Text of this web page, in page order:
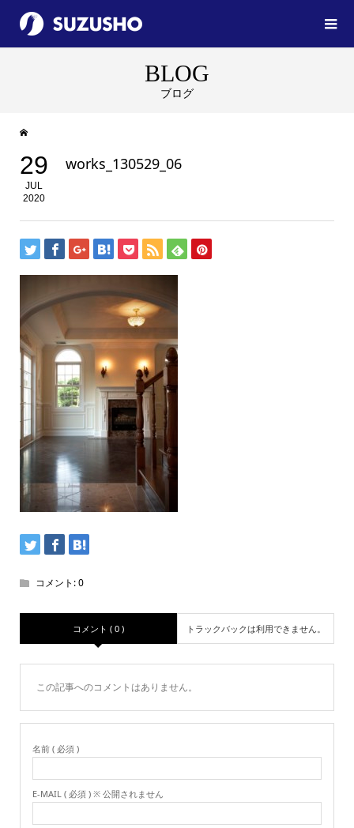
BLOG
ブログ
29
JUL
2020
works_130529_06
コメント:0
コメント ( 0 ) トラックバックは利用できません。
この記事へのコメントはありません。
名前 ( 必須 )
E-MAIL ( 必須 ) ※ 公開されません